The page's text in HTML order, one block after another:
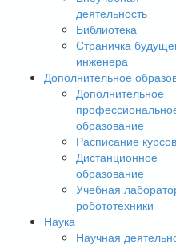
деятельность
Библиотека
Страничка
инженера
Дополнительное
Дополнительное
образование
Расписание курсов
Дистанционное
образование
Учебная
робототехники
Наука
Научная